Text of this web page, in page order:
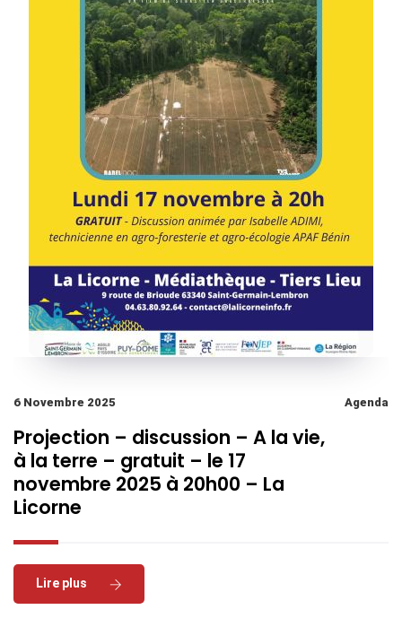
6 Novembre 2025 Agenda
Projection – discussion – A la vie,
à la terre – gratuit – le 17
novembre 2025 à 20h00 – La
Licorne
Read More